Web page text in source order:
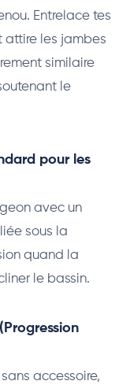
Entrelace tes
attire les jambes
similaire
le
pour les
avec un
sous la
quand la
le bassin.
accessoire,